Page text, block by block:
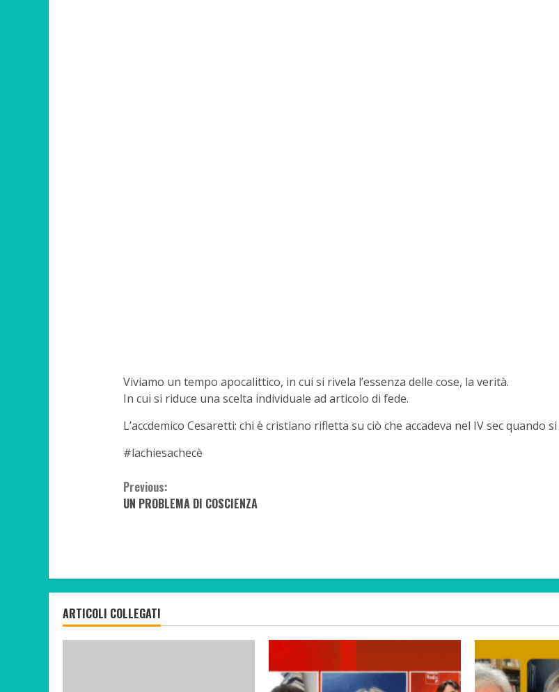
Viviamo un tempo apocalittico, in cui si rivela l’essenza delle cose, la verità.
In cui si riduce una scelta individuale ad articolo di fede.
L’accdemico Cesaretti: chi è cristiano rifletta su ciò che accadeva nel IV sec quando
#lachiesachecè
Continue
Reading
Previous:
UN PROBLEMA DI COSCIENZA
ARTICOLI COLLEGATI